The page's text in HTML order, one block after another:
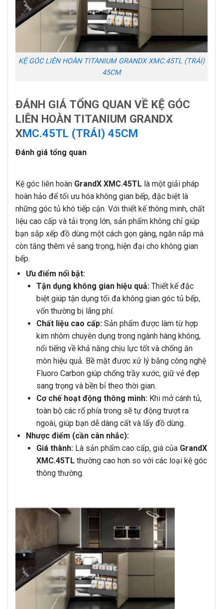
KỆ GÓC LIÊN HOÀN TITANIUM GRANDX XMC.45TL (TRÁI)
45CM
ĐÁNH GIÁ TỔNG QUAN VỀ KỆ GÓC
LIÊN HOÀN TITANIUM GRANDX
XMC.45TL (TRÁI) 45CM
Đánh giá tổng quan
Kệ góc liên hoàn GrandX XMC.45TL là một giải pháp
hoàn hảo để tối ưu hóa không gian bếp, đặc biệt là
những góc tủ khó tiếp cận. Với thiết kế thông minh, chất
liệu cao cấp và tải trọng lớn, sản phẩm không chỉ giúp
bạn sắp xếp đồ dùng một cách gọn gàng, ngăn nắp mà
còn tăng thêm vẻ sang trọng, hiện đại cho không gian
bếp.
Ưu điểm nổi bật:
Tận dụng không gian hiệu quả:Thiết kế đặc
biệt giúp tận dụng tối đa không gian góc tủ bếp,
vốn thường bị lãng phí.
Chất liệu cao cấp:Sản phẩm được làm từ hợp
kim nhôm chuyên dụng trong ngành hàng không,
nổi tiếng về khả năng chịu lực tốt và chống ăn
mòn hiệu quả. Bề mặt được xử lý bằng công nghệ
Fluoro Carbon giúp chống trầy xước, giữ vẻ đẹp
sang trọng và bền bỉ theo thời gian.
Cơ chế hoạt động thông minh:Khi mở cánh tủ,
toàn bộ các rổ phía trong sẽ tự động trượt ra
ngoài, giúp bạn dễ dàng cất và lấy đồ dùng.
Nhược điểm (cần cân nhắc):
Giá thành:Là sản phẩm cao cấp, giá của GrandX
XMC.45TLthường cao hơn so với các loại kệ góc
thông thường.